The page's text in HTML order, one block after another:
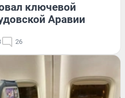
ключевой
Аравии
26